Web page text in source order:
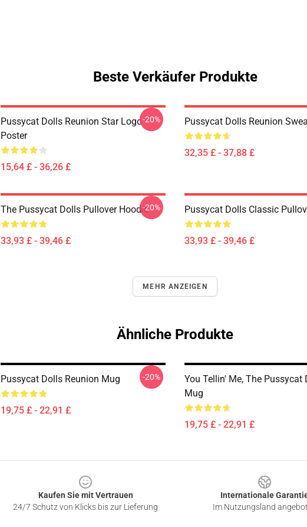
Beste Verkäufer Produkte
Pussycat Dolls Reunion Star Logo
Poster
15,64 £ - 36,26 £
-20% Pussycat Dolls Reunion
32,35 £ - 37,88 £
The Pussycat Dolls Pullover Hoodie
33,93 £ - 39,46 £
-20% Pussycat Dolls Classic
33,93 £ - 39,46 £
MEHR ANZEIGEN
Ähnliche Produkte
Pussycat Dolls Reunion Mug
19,75 £ - 22,91 £
-20%
You Tellin' Me, The Pussycat
Mug
19,75 £ - 22,91 £
Kaufen Sie mit Vertrauen
24/7 Schutz von Klicks bis zur Lieferung
Internationale
Im Nutzungsland